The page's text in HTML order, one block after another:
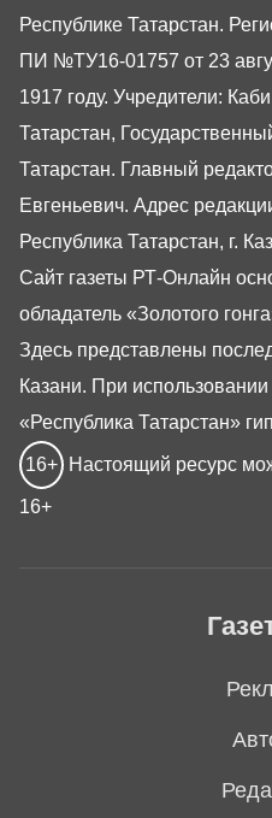
Республике Татарстан.
ПИ №ТУ16-01757 от 23
1917 году. Учредители:
Татарстан,
Татарстан. Главный
Евгеньевич. Адрес
Республика Татарстан, г.
Сайт газеты РТ-Онлайн
обладатель «Золотого
Здесь представлены
Казани. При
«Республика Татарстан»
16+ Настоящий ресурс
16+